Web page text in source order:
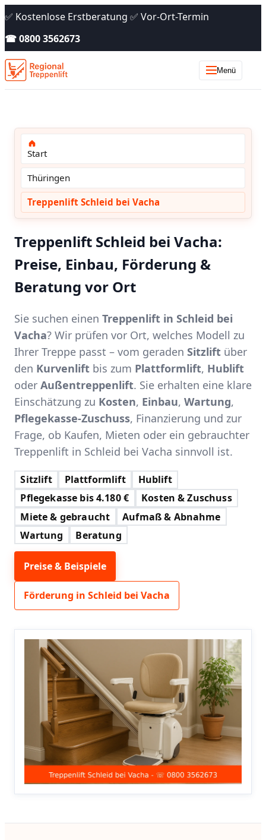
✅ Kostenlose Erstberatung ✅ Vor-Ort-Termin
☎ 0800 3562673
Menü
Start
Thüringen
Treppenlift Schleid bei Vacha
Treppenlift Schleid bei Vacha:
Preise, Einbau, Förderung &
Beratung vor Ort
Sie suchen einen Treppenlift in Schleid bei
Vacha? Wir prüfen vor Ort, welches Modell zu
Ihrer Treppe passt – vom geraden Sitzlift über
den Kurvenlift bis zum Plattformlift, Hublift
oder Außentreppenlift. Sie erhalten eine klare
Einschätzung zu Kosten, Einbau, Wartung,
Pflegekasse-Zuschuss, Finanzierung und zur
Frage, ob Kaufen, Mieten oder ein gebrauchter
Treppenlift in Schleid bei Vacha sinnvoll ist.
Sitzlift Plattformlift
Hublift
Pflegekasse bis 4.180 €
Kosten & Zuschuss
Miete & gebraucht
Aufmaß & Abnahme
Wartung
Beratung
Preise & Beispiele
Förderung in Schleid bei Vacha